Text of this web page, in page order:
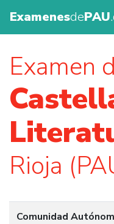
ExamenesdePAU
Examen
Rioja
Comunidad